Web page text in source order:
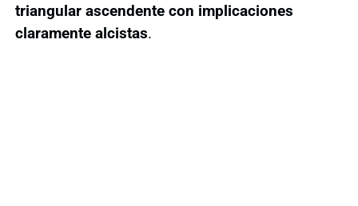
triangular ascendente con implicaciones
claramente alcistas.